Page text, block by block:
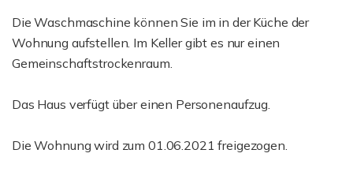
Die Waschmaschine können Sie im in der Küche der
Wohnung aufstellen. Im Keller gibt es nur einen
Gemeinschaftstrockenraum.
Das Haus verfügt über einen Personenaufzug.
Die Wohnung wird zum 01.06.2021 freigezogen.